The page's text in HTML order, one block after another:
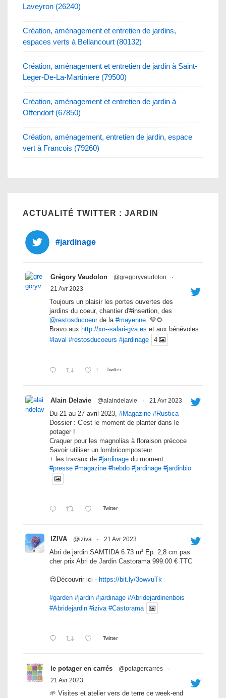
Laveyron (26240)
Création, aménagement et entretien de jardins,
espaces verts à Bellancourt (80132)
Création, aménagement et entretien de jardin à Saint-
Leger-De-La-Martiniere (79500)
Création, aménagement et entretien de jardin à
Offendorf (67850)
Création, aménagement, entretien de jardin, espace
vert à Francois (79260)
ACTUALITÉ TWITTER : JARDIN
#jardinage
Grégory Vaudolon @gregoryvaudolon
·
21 Avr 2023
Toujours un plaisir les portes ouvertes des
jardins du coeur, chantier d'#insertion, des
@restosducoeurde la #mayenne. 💚🌻
Bravo aux http://xn--salari-gva.es et aux bénévoles.
#laval #restosducoeurs #jardinage 4
1 Twitter
Alain Delavie @alaindelavie · 21 Avr 2023
Du 21 au 27 avril 2023, #Magazine #Rustica
Dossier : C'est le moment de planter dans le
potager !
Craquer pour les magnolias à floraison précoce
Savoir utiliser un lombricomposteur
+ les travaux de #jardinage du moment
#presse #magazine #hebdo #jardinage #jardinbio
Twitter
IZIVA @iziva · 21 Avr 2023
Abri de jardin SAMTIDA 6.73 m² Ep. 2,8 cm pas
cher prix Abri de Jardin Castorama 999.00 € TTC
😍Découvrir ici - https://bit.ly/3owvuTk
#garden #jardin #jardinage #Abridejardinenbois
#Abridejardin #iziva #Castorama
Twitter
le potager en carrés @potagercarres
·
21 Avr 2023
🌱 Visites et atelier vers de terre ce week-end